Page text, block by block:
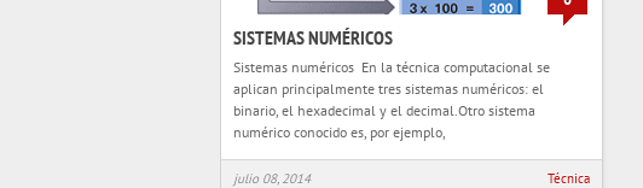
SISTEMAS NUMÉRICOS
Sistemas numéricos En la técnica computacional se
aplican principalmente tres sistemas numéricos: el
binario, el hexadecimal y el decimal.Otro sistema
numérico conocido es, por ejemplo,
julio 08, 2014 Técnica